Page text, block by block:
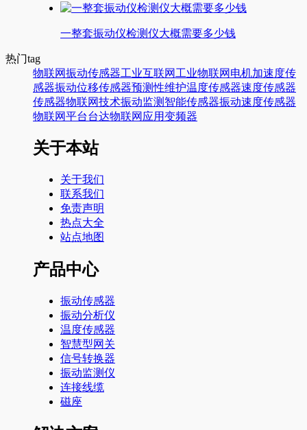
一整套振动仪检测仪大概需要多少钱
热门tag
物联网振动传感器工业互联网 工业物联网 电机加速度传
感器振动位移传感器预测性维护温度传感器速度传感器
传感器物联网技术振动监测 智能传感器振动速度传感器
物联网平台台达物联网应用变频器
关于本站
关于我们
联系我们
免责声明
热点大全
站点地图
产品中心
振动传感器
振动分析仪
温度传感器
智慧型网关
信号转换器
振动监测仪
连接线缆
磁座